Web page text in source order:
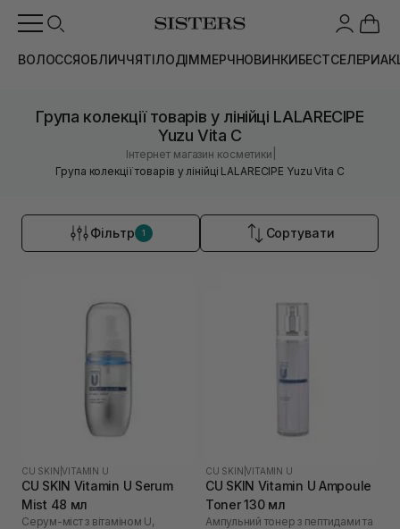
ВОЛОССЯОБЛИЧЧЯТІЛОДІММЕРЧНОВИНКИБЕСТСЕЛЕРИ
Група колекції товарів у лінійці LALARECIPE
Yuzu Vita C
Інтернет магазин косметики
Група колекції товарів у лінійці LALARECIPE Yuzu Vita C
Фільтр 1 Сортувати
CU SKIN |VITAMIN U
CU SKIN Vitamin U Serum
Mist 48 мл
Серум-міст з вітаміном U,
CU SKIN |VITAMIN U
CU SKIN Vitamin U Ampoule
Toner 130 мл
Ампульний тонер з пептидами та